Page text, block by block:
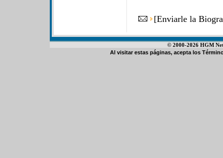
[Enviarle la
© 2000-2026 HGM
Al visitar estas páginas, acepta los